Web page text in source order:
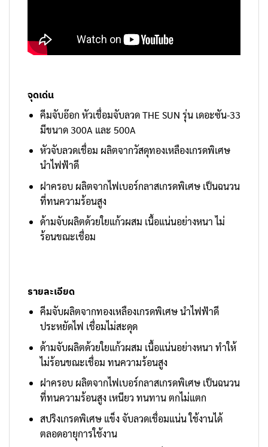
จุดเด่น
คีมจับอ๊อก หัวเชื่อมจับลวด THE SUN รุ่น เดอะซัน-33
มีขนาด 300A และ 500A
หัวจับลวดเชื่อม ผลิตจากวัสดุทองเหลืองเกรดพิเศษ
นำไฟฟ้าดี
ฝาครอบ ผลิตจากไฟเบอร์กลาสเกรดพิเศษ เป็นฉนวน
ที่ทนความร้อนสูง
ด้ามจับผลิตด้วยใยแก้วผสม เนื้อแน่นอย่างหนา ไม่
ร้อนขณะเชื่อม
รายละเอียด
คีมจับผลิตจากทองเหลืองเกรดพิเศษ นำไฟฟ้าดี
ประหยัดไฟ เชื่อมไม่สะดุด
ด้ามจับผลิตด้วยใยแก้วผสม เนื้อแน่นอย่างหนา ทำให้
ไม่ร้อนขณะเชื่อม ทนความร้อนสูง
ฝาครอบ ผลิตจากไฟเบอร์กลาสเกรดพิเศษ เป็นฉนวน
ที่ทนความร้อนสูง เหนียว ทนทาน ตกไม่แตก
สปริงเกรดพิเศษ แข็ง จับลวดเชื่อมแน่น ใช้งานได้
ตลอดอายุการใช้งาน